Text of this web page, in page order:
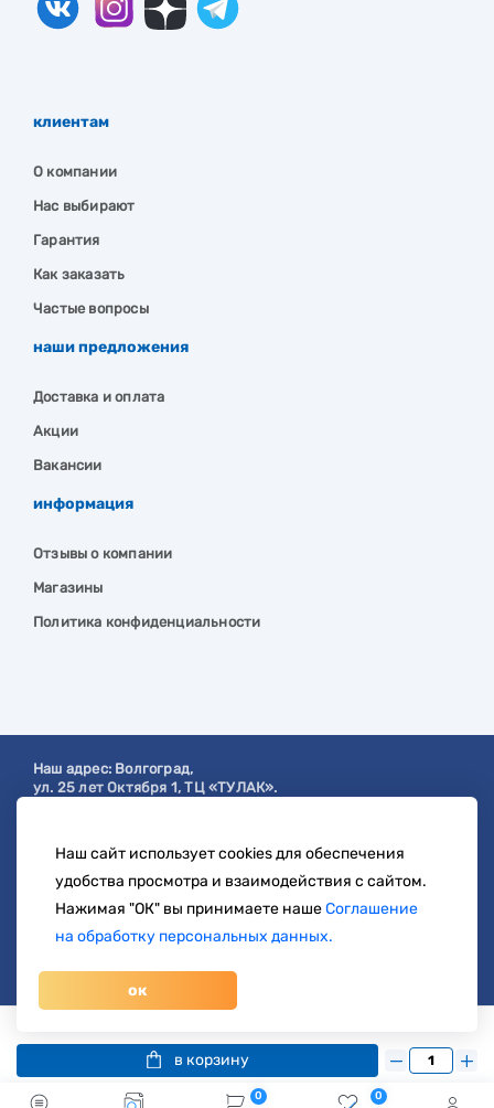
0 0
в корзину
клиентам
О компании
Нас выбирают
Гарантия
Как заказать
Частые вопросы
наши предложения
Доставка и оплата
Акции
Вакансии
информация
Отзывы о компании
Магазины
Политика конфиденциальности
Наш адрес: Волгоград,
ул. 25 лет Октября 1, ТЦ «ТУЛАК».
с 9:00 до 19:00
8 904 404-57-57
zakaz@svetberi34.ru
© 1996-2026 svetberi.com (Светбери.рф)
Магазин электротехнических товаров.
Наш сайт использует cookies для обеспечения
удобства просмотра и взаимодействия с сайтом.
Нажимая "ОК" вы принимаете нашеСоглашение
на обработку персональных данных.
ок